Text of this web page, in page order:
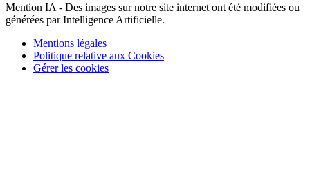
Mention IA - Des images sur notre site internet ont été modifiées ou
générées par Intelligence Artificielle.
Mentions légales
Politique relative aux Cookies
Gérer les cookies